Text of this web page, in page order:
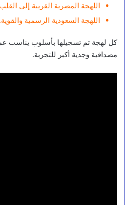
اللهجة المصرية القريبة إلى
اللهجة السعودية الرسمية والقوية.
كل لهجة تم تسجيلها بأسلوب يناسب
مصداقية وجدية أكبر للتجربة.